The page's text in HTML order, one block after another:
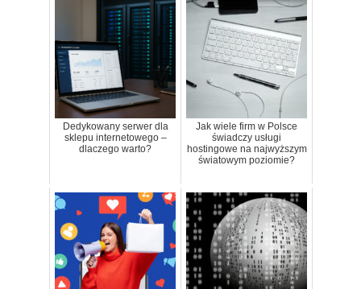
Dedykowany serwer dla
sklepu internetowego –
dlaczego warto?
Jak wiele firm w Polsce
świadczy usługi
hostingowe na najwyższym
światowym poziomie?